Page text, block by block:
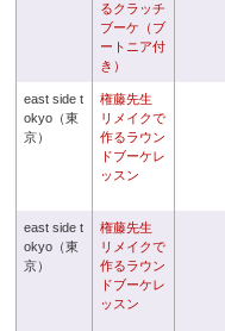
るクラッチ
ブーケ（ブ
ートニア付
き）
east side t
okyo（東
京）
権藤先生
リメイクで
作るラウン
ドブーケレ
ッスン
east side t
okyo（東
京）
権藤先生
リメイクで
作るラウン
ドブーケレ
ッスン